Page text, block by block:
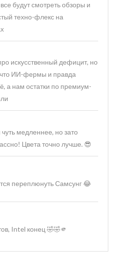
будут смотреть обзоры и
техно-флекс на
искусственный дефицит, но
ИИ-фермы и правда
а нам остатки по премиум-
чуть медленнее, но зато
Цвета точно лучше. 😎
переплюнуть Самсунг 😂
Intel конец 🤣🤣🫵